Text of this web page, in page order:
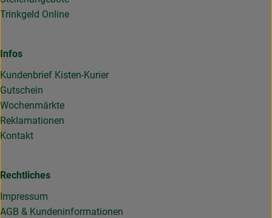
Trinkgeld Online
Infos
Kundenbrief Kisten-Kurier
Gutschein
Wochenmärkte
Reklamationen
Kontakt
Rechtliches
Impressum
AGB & Kundeninformationen